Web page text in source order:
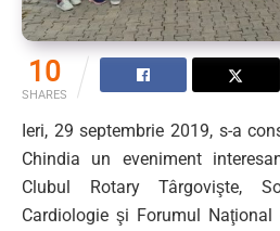
10
SHARES
Ieri, 29 septembrie 2019, s-a
Chindia un eveniment
Clubul Rotary Târgovişte,
Cardiologie şi Forumul